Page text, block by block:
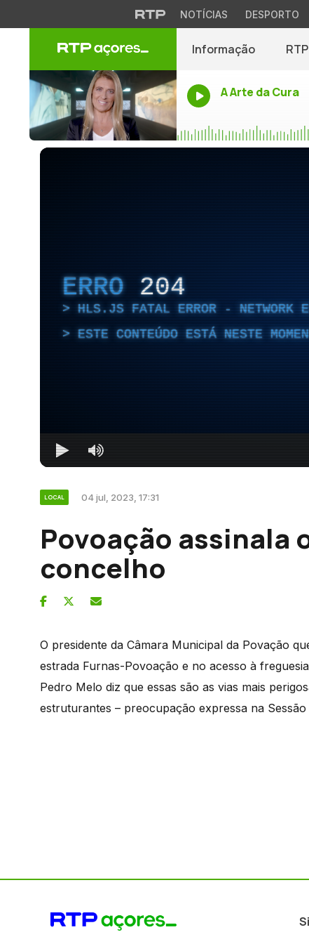
NOTÍCIAS DESPORTO
Informação
A Arte da Cura
ERRO 204
HLS.JS FATAL ERROR - NETWORK
ESTE CONTEÚDO ESTÁ NESTE
LOCAL 04 jul, 2023, 17:31
Povoação assinala
concelho
O presidente da Câmara Municipal da Povação
estrada Furnas-Povoação e no acesso à
Pedro Melo diz que essas são as vias mais
estruturantes – preocupação expressa na